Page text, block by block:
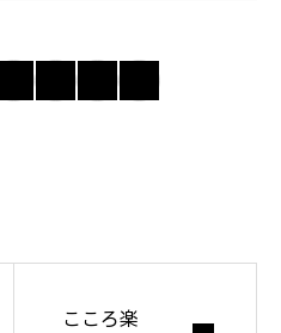
問い直し、分かり
合えない世界で人
こころ楽